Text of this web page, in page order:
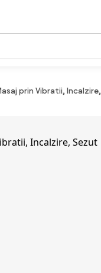
prin Vibratii,